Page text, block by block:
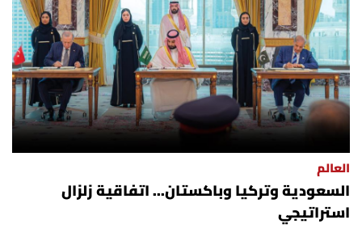
العالم
السعودية وتركيا وباكستان... اتفاقية زلزال
استراتيجي